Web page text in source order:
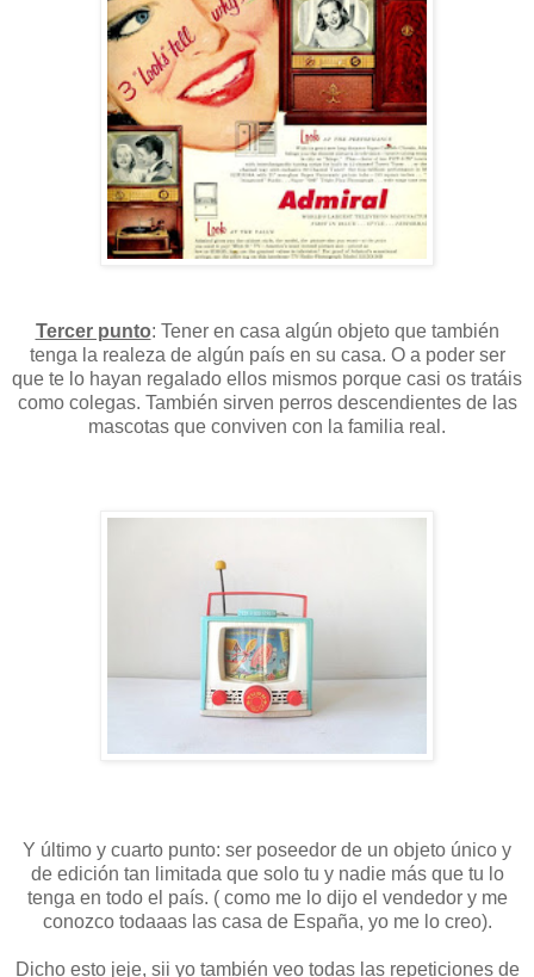
Tercer punto: Tener en casa algún objeto que también
tenga la realeza de algún país en su casa. O a poder ser
que te lo hayan regalado ellos mismos porque casi os tratáis
como colegas. También sirven perros descendientes de las
mascotas que conviven con la familia real.
Y último y cuarto punto: ser poseedor de un objeto único y
de edición tan limitada que solo tu y nadie más que tu lo
tenga en todo el país. ( como me lo dijo el vendedor y me
conozco todaaas las casa de España, yo me lo creo).
Dicho esto jeje, sii yo también veo todas las repeticiones de